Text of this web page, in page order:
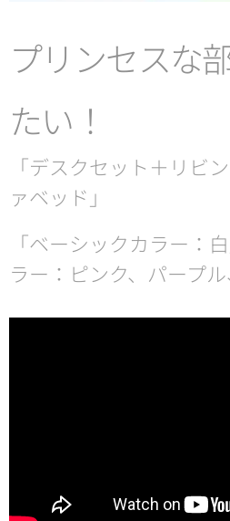
プリンセスな
たい！
「デスクセット＋リビ
ァベッド」
「ベーシックカラー：
ラー：ピンク、パープル